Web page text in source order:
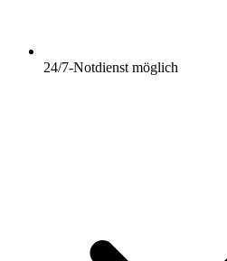
24/7-Notdienst möglich